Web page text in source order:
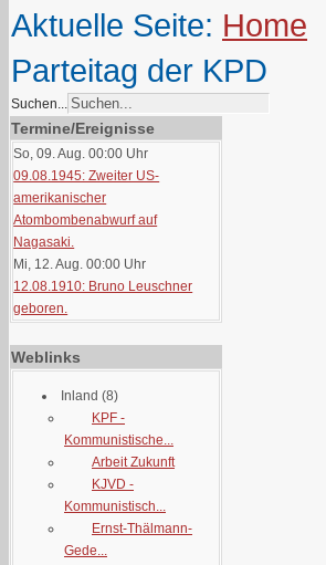
Aktuelle Seite: Home
Parteitag der KPD
Suchen...
Termine/Ereignisse
So, 09. Aug. 00:00 Uhr
09.08.1945: Zweiter US-
amerikanischer
Atombombenabwurf auf
Nagasaki.
Mi, 12. Aug. 00:00 Uhr
12.08.1910: Bruno Leuschner
geboren.
Weblinks
Inland (8)
KPF -
Kommunistische...
Arbeit Zukunft
KJVD -
Kommunistisch...
Ernst-Thälmann-
Gede...